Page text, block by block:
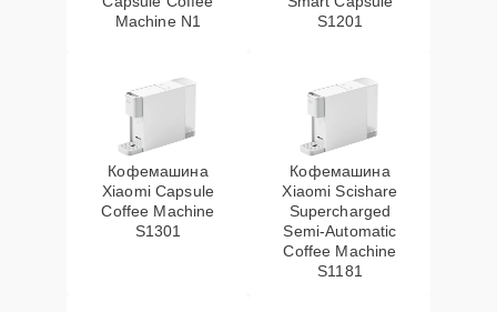
Machine N1
S1201
Кофемашина
Xiaomi Capsule
Coffee Machine
S1301
Кофемашина
Xiaomi Scishare
Supercharged
Semi‑Automatic
Coffee Machine
S1181